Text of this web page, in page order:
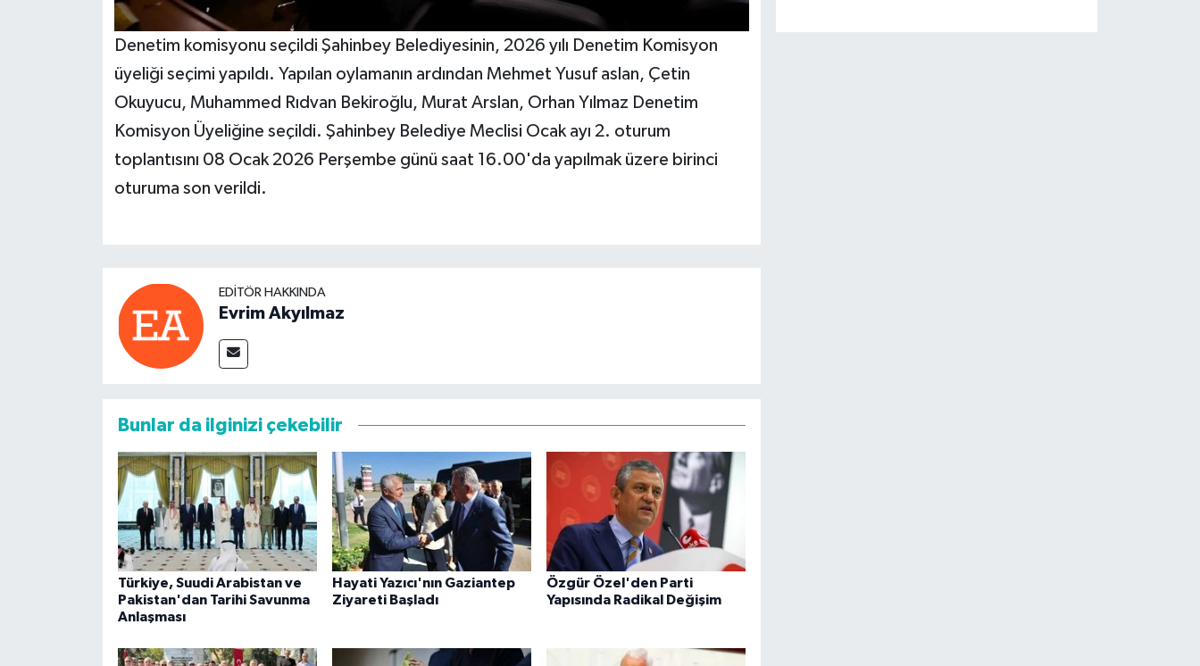
Denetim komisyonu seçildi Şahinbey Belediyesinin, 2026 yılı Denetim Komisyon
üyeliği seçimi yapıldı. Yapılan oylamanın ardından Mehmet Yusuf aslan, Çetin
Okuyucu, Muhammed Rıdvan Bekiroğlu, Murat Arslan, Orhan Yılmaz Denetim
Komisyon Üyeliğine seçildi. Şahinbey Belediye Meclisi Ocak ayı 2. oturum
toplantısını 08 Ocak 2026 Perşembe günü saat 16.00'da yapılmak üzere birinci
oturuma son verildi.
EDITÖR HAKKINDA
Evrim Akyılmaz
Bunlar da ilginizi çekebilir
Türkiye, Suudi Arabistan ve
Pakistan'dan Tarihi Savunma
Anlaşması
Hayati Yazıcı'nın Gaziantep
Ziyareti Başladı
Özgür Özel'den Parti
Yapısında Radikal Değişim